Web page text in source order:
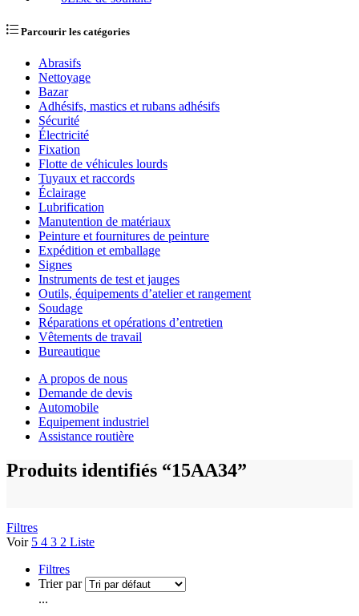
Parcourir les catégories
Abrasifs
Nettoyage
Bazar
Adhésifs, mastics et rubans adhésifs
Sécurité
Électricité
Fixation
Flotte de véhicules lourds
Tuyaux et raccords
Éclairage
Lubrification
Manutention de matériaux
Peinture et fournitures de peinture
Expédition et emballage
Signes
Instruments de test et jauges
Outils, équipements d’atelier et rangement
Soudage
Réparations et opérations d’entretien
Vêtements de travail
Bureautique
A propos de nous
Demande de devis
Automobile
Equipement industriel
Assistance routière
Produits identifiés “15AA34”
Filtres
Voir 5 4 3 2 Liste
Filtres
Trier par
...